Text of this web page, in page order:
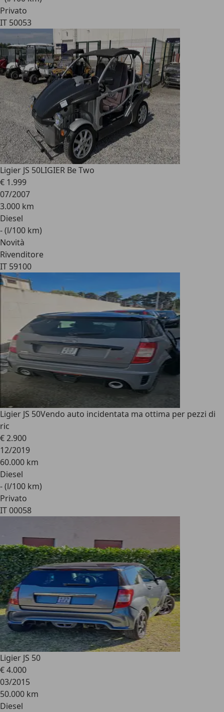
Privato
IT 50053
Ligier JS 50LIGIER Be Two
€ 1.999
07/2007
3.000 km
Diesel
- (l/100 km)
Novità
Rivenditore
IT 59100
Ligier JS 50Vendo auto incidentata ma ottima per pezzi di
ric
€ 2.900
12/2019
60.000 km
Diesel
- (l/100 km)
Privato
IT 00058
Ligier JS 50
€ 4.000
03/2015
50.000 km
Diesel